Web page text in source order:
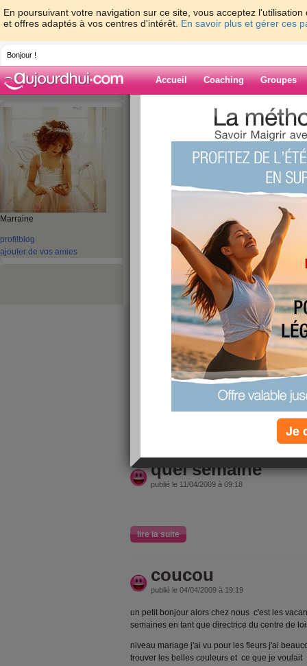
En poursuivant votre navigation sur ce site, vous acceptez
et offres adaptés à vos centres d'intérêt. En savoir plus et gérer ces
Bonjour !
Accueil Coaching Groupes
Marraine
profil blog
ajouter de vos amies
>
Blog de
‹ Préc. 1 2 3 4 5
publié le 11/04/2009 à 09:26
alors je recommence entre le centre de loisirs
matin semaine trés dure enfin le weekend
nous avons vu le curé on a encore du boulot
a oui une question chez nous le curé fait
comment??
gros bisous a tout le monde
quel semaine
publié le 11/04/2009 à 09:18
lire la suite
coucou
publié le 04/04/2009 à 19:19
un petit bonjour alors chez nous c'est les
semaines en tant que directrice du centre de
niveau mariage j'ai vu pour les fleurs j'ai
trouver les belles couleurs et ce que je voulait
Je